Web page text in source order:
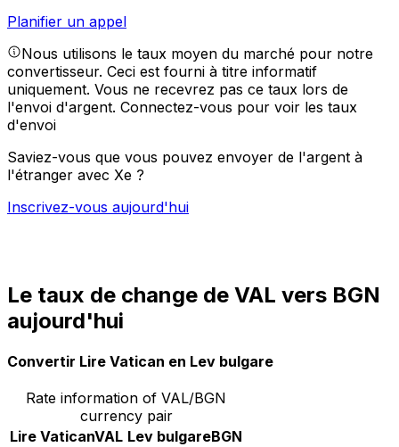
Planifier un appel
Nous utilisons le taux moyen du marché pour notre
convertisseur. Ceci est fourni à titre informatif
uniquement. Vous ne recevrez pas ce taux lors de
l'envoi d'argent. Connectez-vous pour voir les taux
d'envoi
Saviez-vous que vous pouvez envoyer de l'argent à
l'étranger avec Xe ?
Inscrivez-vous aujourd'hui
Le taux de change de VAL vers BGN
aujourd'hui
Convertir Lire Vatican en Lev bulgare
Rate information of VAL/BGN
currency pair
Lire VaticanVAL Lev bulgareBGN